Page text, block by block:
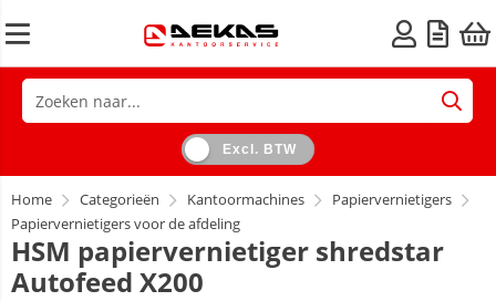
Excl. BTW
Home Categorieën Kantoormachines
Papiervernietigers
Papiervernietigers voor de afdeling
HSM papiervernietiger shredstar
Autofeed X200